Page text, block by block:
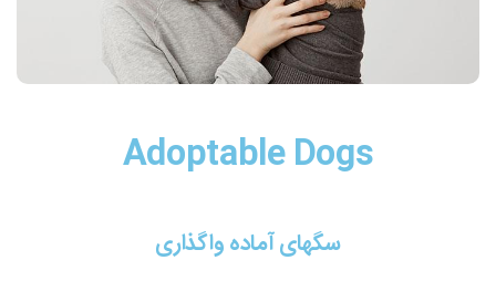
Adoptable Dogs
سگهای آماده واگذاری